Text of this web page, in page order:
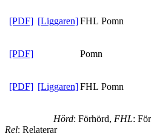
[PDF] [Liggaren]FHL Pomn
[PDF] Pomn
[PDF] [Liggaren]FHL Pomn
Hörd: Förhörd, FHL:
Rel: Relaterar